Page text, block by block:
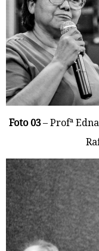
Foto 03– Profª